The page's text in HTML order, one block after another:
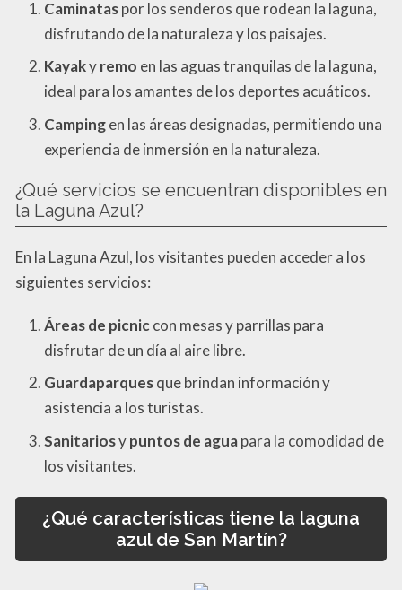
Caminataspor los senderos que rodean la laguna,
disfrutando de la naturaleza y los paisajes.
Kayakyremo en las aguas tranquilas de la laguna,
ideal para los amantes de los deportes acuáticos.
Campingen las áreas designadas, permitiendo una
experiencia de inmersión en la naturaleza.
¿Qué servicios se encuentran disponibles en
la Laguna Azul?
En la Laguna Azul, los visitantes pueden acceder a los
siguientes servicios:
Áreas de picniccon mesas y parrillas para
disfrutar de un día al aire libre.
Guardaparquesque brindan información y
asistencia a los turistas.
Sanitariosypuntos de aguapara la comodidad de
los visitantes.
¿Qué características tiene la laguna
azul de San Martín?